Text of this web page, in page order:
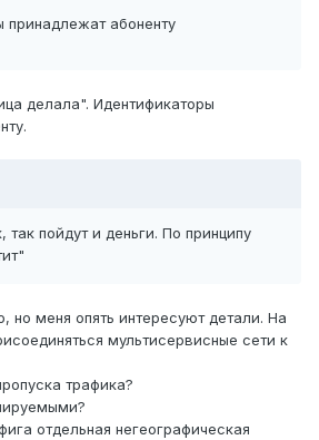
принадлежат абоненту
делала". Идентификаторы
пойдут и деньги. По принципу
но меня опять интересуют детали. На
мультисервисные сети к
трафика?
отдельная негеографическая